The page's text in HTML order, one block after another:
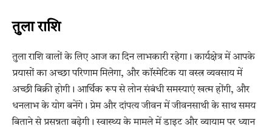
तुला राशि
तुला राशि वालों के लिए आज का दिन लाभकारी रहेगा। कार्यक्षेत्र में आपके
प्रयासों का अच्छा परिणाम मिलेगा, और कॉस्मेटिक या वस्त्र व्यवसाय में
अच्छी बिक्री होगी। आर्थिक रूप से लोन संबंधी समस्याएं खत्म होंगी, और
धनलाभ के योग बनेंगे। प्रेम और दांपत्य जीवन में जीवनसाथी के साथ समय
बिताने से प्रसन्नता बढ़ेगी। स्वास्थ्य के मामले में डाइट और व्यायाम पर ध्यान